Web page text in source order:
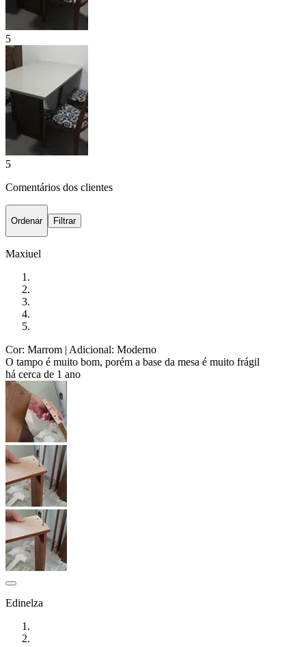
5
5
Comentários dos clientes
Ordenar Filtrar
Maxiuel
Cor: Marrom | Adicional: Moderno
O tampo é muito bom, porém a base da mesa é muito frágil
há cerca de 1 ano
Edinelza